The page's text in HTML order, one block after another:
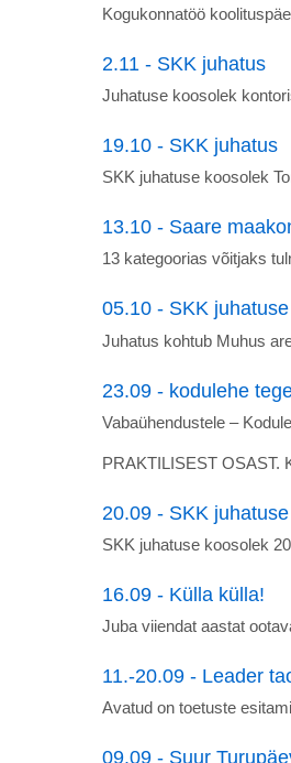
Kogukonnatöö
2.11 - SKK juhatus
Juhatuse koosolek
19.10 - SKK juhatus
SKK juhatuse koosolek
13.10 - Saare
13 kategoorias võitjaks
05.10 - SKK
Juhatus kohtub Muhus
23.09 - kodulehe
Vabaühendustele –
PRAKTILISEST OSAST.
20.09 - SKK
SKK juhatuse koosolek
16.09 - Külla külla!
Juba viiendat aastat
11.-20.09 - Leader
Avatud on toetuste
09.09 - Suur